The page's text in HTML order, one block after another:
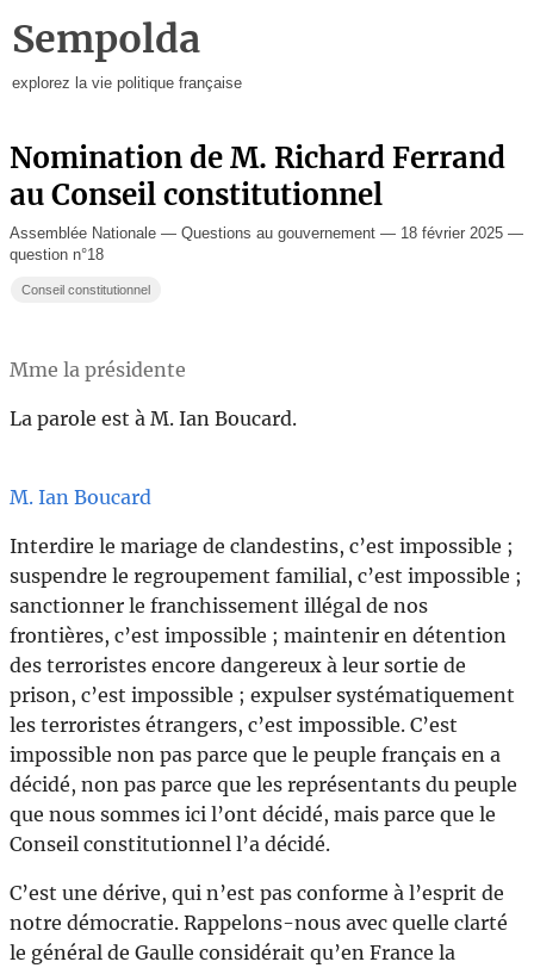
Sempolda
explorez la vie politique française
Nomination de M. Richard Ferrand
au Conseil constitutionnel
Assemblée Nationale — Questions au gouvernement — 18 février 2025 —
question n°18
Conseil constitutionnel
Mme la présidente
La parole est à M. Ian Boucard.
M. Ian Boucard
Interdire le mariage de clandestins, c’est impossible ;
suspendre le regroupement familial, c’est impossible ;
sanctionner le franchissement illégal de nos
frontières, c’est impossible ; maintenir en détention
des terroristes encore dangereux à leur sortie de
prison, c’est impossible ; expulser systématiquement
les terroristes étrangers, c’est impossible. C’est
impossible non pas parce que le peuple français en a
décidé, non pas parce que les représentants du peuple
que nous sommes ici l’ont décidé, mais parce que le
Conseil constitutionnel l’a décidé.
C’est une dérive, qui n’est pas conforme à l’esprit de
notre démocratie. Rappelons-nous avec quelle clarté
le général de Gaulle considérait qu’en France la